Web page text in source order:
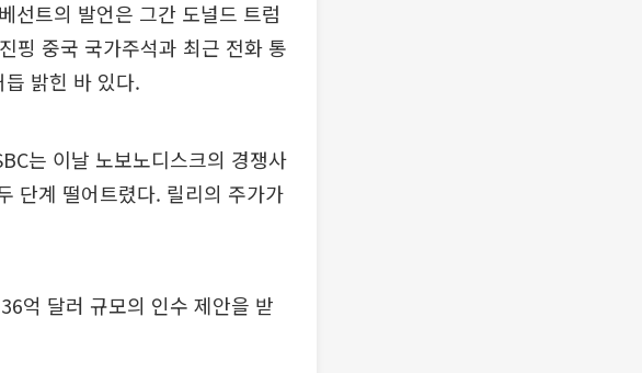
선트의 발언은 그간 도널드 트럼
핑 중국 국가주석과 최근 전화 통
밝힌 바 있다.
는 이날 노보노디스크의 경쟁사
단계 떨어트렸다. 릴리의 주가가
억 달러 규모의 인수 제안을 받